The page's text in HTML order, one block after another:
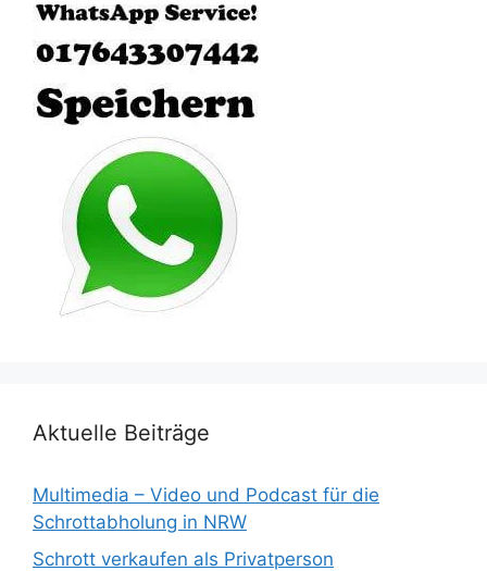
Aktuelle Beiträge
Multimedia – Video und Podcast für die
Schrottabholung in NRW
Schrott verkaufen als Privatperson